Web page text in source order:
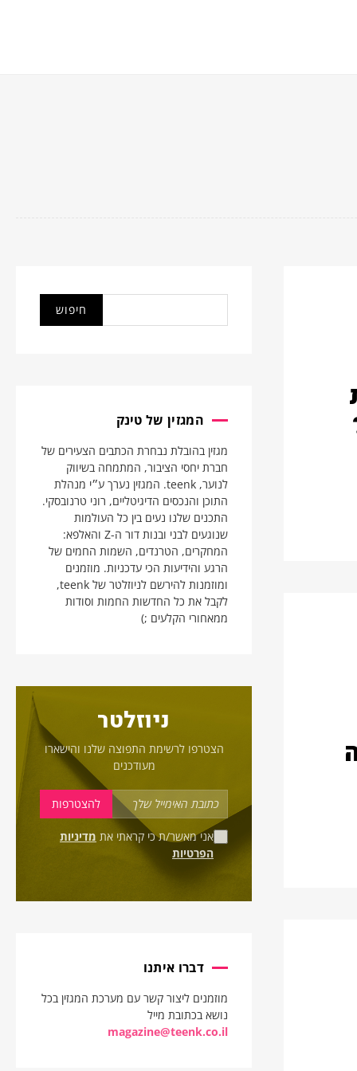
המגזין של טינק
מגזין בהובלת נבחרת הכתבים הצעירים של
חברת יחסי הציבור, המתמחה בשיווק
לנוער, teenk. המגזין נערך ע״י מנהלת
התוכן והנכסים הדיגיטליים, רוני טרנובסקי.
התכנים שלנו נעים בין כל העולמות
שנוגעים לבני ובנות דור ה-Z והאלפא:
המחקרים, הטרנדים, השמות החמים של
הרגע והידיעות הכי עדכניות. מוזמנים
ומוזמנות להירשם לניוזלטר של teenk,
לקבל את כל החדשות החמות וסודות
ממאחורי הקלעים ;)
ניוזלטר
הצטרפו לרשימת התפוצה שלנו והישארו
מעודכנים
אני מאשר/ת כי קראתי את מדיניות
הפרטיות
דברו איתנו
מוזמנים ליצור קשר עם מערכת המגזין בכל
נושא בכתובת מייל
magazine@teenk.co.il